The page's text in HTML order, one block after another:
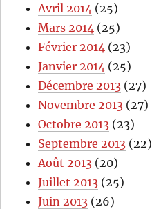
Avril 2014 (25)
Mars 2014 (25)
Février 2014 (23)
Janvier 2014 (25)
Décembre 2013 (27)
Novembre 2013 (27)
Octobre 2013 (23)
Septembre 2013 (22)
Août 2013 (20)
Juillet 2013 (25)
Juin 2013 (26)